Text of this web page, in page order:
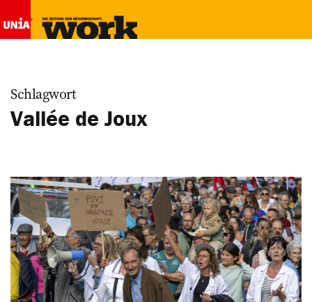
Schlagwort
Vallée de Joux